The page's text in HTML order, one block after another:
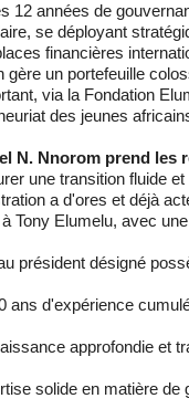
12 années de
se déployant
financières
gère un portefeuille
via la Fondation
des jeunes
N. Nnorom prend les
une transition fluide
a d'ores et déjà
Tony Elumelu, avec
président désigné
ans d'expérience
approfondie et
solide en matière